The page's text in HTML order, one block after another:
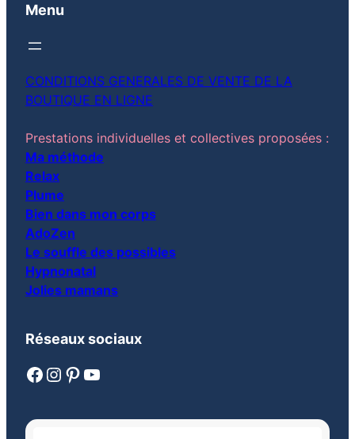
Menu
CONDITIONS GENERALES DE VENTE DE LA
BOUTIQUE EN LIGNE
Prestations individuelles et collectives proposées :
Ma méthode
Relax
Plume
Bien dans mon corps
AdoZen
Le souffle des possibles
Hypnonatal
Jolies mamans
Réseaux sociaux
Facebook Instagram Pinterest YouTube